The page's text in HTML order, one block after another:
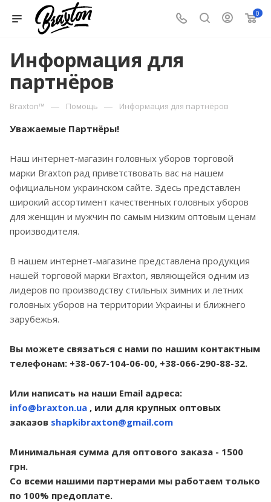
0
Информация для
партнёров
Braxton™ — Помощь — Информация для партнёров
Уважаемые Партнёры!
Наш интернет-магазин головных уборов торговой
марки Braxton рад приветствовать вас на нашем
официальном украинском сайте. Здесь представлен
широкий ассортимент качественных головных уборов
для женщин и мужчин по самым низким оптовым ценам
производителя.
В нашем интернет-магазине представлена продукция
нашей торговой марки Braxton, являющейся одним из
лидеров по производству стильных зимних и летних
головных уборов на территории Украины и ближнего
зарубежья.
Вы можете связаться с нами по нашим контактным
телефонам: +38-067-104-06-00, +38-066-290-88-32.
Или написать на наши Email адреса:
info@braxton.ua , или для крупных оптовых
заказов shapkibraxton@gmail.com
Минимальная сумма для оптового заказа - 1500
грн.
Со всеми нашими партнерами мы работаем только
по 100% предоплате.